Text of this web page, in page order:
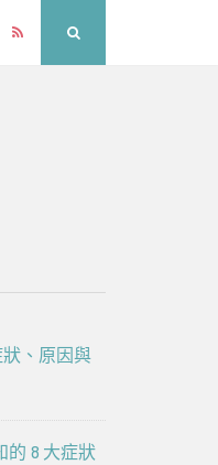
RSS
、原因與
的 8 大症狀